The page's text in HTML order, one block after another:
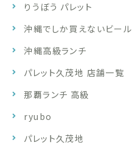
りうぼう パレット
沖縄でしか買えないビール
沖縄高級ランチ
パレット久茂地 店舗一覧
那覇ランチ 高級
ryubo
パレット久茂地